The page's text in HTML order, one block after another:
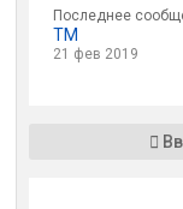
Последнее
TM
21 фев 2019